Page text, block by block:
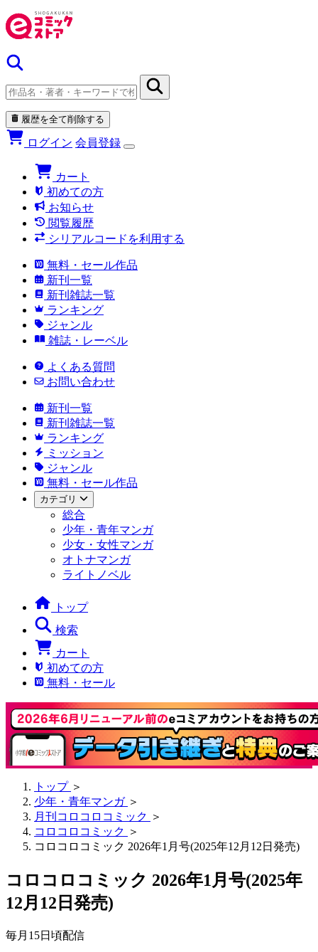
履歴を全て削除する
ログイン 会員登録
カート
初めての方
お知らせ
閲覧履歴
シリアルコードを利用する
無料・セール作品
新刊一覧
新刊雑誌一覧
ランキング
ジャンル
雑誌・レーベル
よくある質問
お問い合わせ
新刊一覧
新刊雑誌一覧
ランキング
ミッション
ジャンル
無料・セール作品
カテゴリ
総合
少年・青年マンガ
少女・女性マンガ
オトナマンガ
ライトノベル
トップ
検索
カート
初めての方
無料・セール
トップ ＞
少年・青年マンガ ＞
月刊コロコロコミック ＞
コロコロコミック ＞
コロコロコミック 2026年1月号(2025年12月12日発売)
コロコロコミック 2026年1月号(2025年
12月12日発売)
毎月15日頃配信